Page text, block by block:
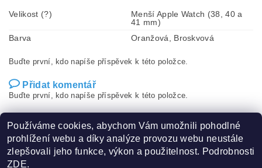
Velikost (?)
Menší Apple Watch (38, 40 a
41 mm)
Barva
Oranžová, Broskvová
Buďte první, kdo napíše příspěvek k této položce.
Přidat komentář
Buďte první, kdo napíše příspěvek k této položce.
Používáme cookies, abychom Vám umožnili pohodlné
prohlížení webu a díky analýze provozu webu neustále
zlepšovali jeho funkce, výkon a použitelnost. Podrobnosti
ZDE.